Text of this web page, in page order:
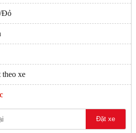
Đỏ
theo xe
Đặt xe